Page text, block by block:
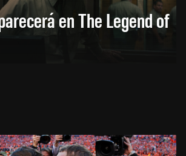
en The Legend of